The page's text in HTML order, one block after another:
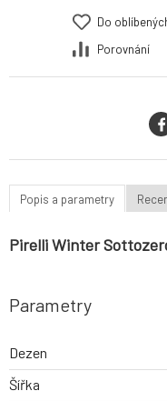
Do
Porovnání
Popis a parametry
Pirelli Winter
Parametry
Dezen
Šířka